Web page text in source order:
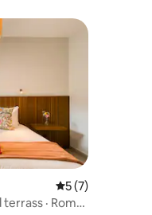
5 av 5 i
5 (7)
· Roma